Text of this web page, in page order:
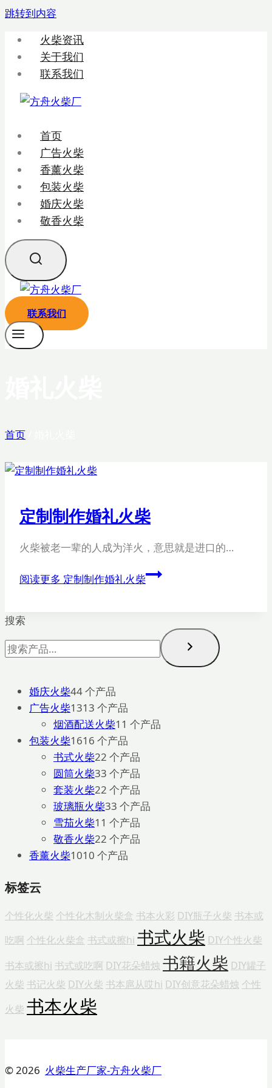
跳转到内容
火柴资讯
关于我们
联系我们
首页
广告火柴
香薰火柴
包装火柴
婚庆火柴
敬香火柴
联系我们
首页
定制制作婚礼火柴
火柴被老一辈的人成为洋火，意思就是进口的…
阅读更多 定制制作婚礼火柴
搜索
婚庆火柴44 个产品
广告火柴1313 个产品
烟酒配送火柴1 1 个产品
包装火柴1616 个产品
书式火柴22 个产品
圆筒火柴33 个产品
套装火柴22 个产品
玻璃瓶火柴33 个产品
雪茄火柴1 1 个产品
敬香火柴22 个产品
香薰火柴1010 个产品
标签云
个性化火柴 个性化木制火柴盒 书本火彩 DIY瓶子火柴 书本或
吃啊 个性化火柴盒 书式或擦hi 书式火柴 DIY个性火柴
书本或擦hi 书式或吃啊 DIY花朵蜡烛 书籍火柴 DIY罐子
火柴 书记火柴 DIY火柴 书本扈从哎hi DIY创意花朵蜡烛 个性
火柴 书本火柴
© 2026 火柴生产厂家-方舟火柴厂